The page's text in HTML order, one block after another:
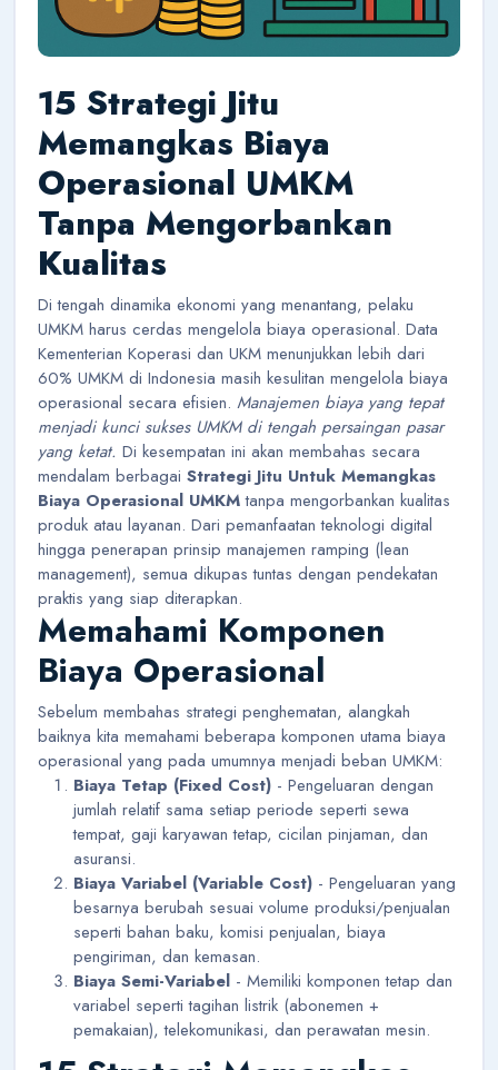
15 Strategi Jitu
Memangkas Biaya
Operasional UMKM
Tanpa Mengorbankan
Kualitas
Di tengah dinamika ekonomi yang menantang, pelaku
UMKM harus cerdas mengelola biaya operasional. Data
Kementerian Koperasi dan UKM menunjukkan lebih dari
60% UMKM di Indonesia masih kesulitan mengelola biaya
operasional secara efisien. Manajemen biaya yang tepat
menjadi kunci sukses UMKM di tengah persaingan pasar
yang ketat. Di kesempatan ini akan membahas secara
mendalam berbagai Strategi Jitu Untuk Memangkas
Biaya Operasional UMKMtanpa mengorbankan kualitas
produk atau layanan. Dari pemanfaatan teknologi digital
hingga penerapan prinsip manajemen ramping (lean
management), semua dikupas tuntas dengan pendekatan
praktis yang siap diterapkan.
Memahami Komponen
Biaya Operasional
Sebelum membahas strategi penghematan, alangkah
baiknya kita memahami beberapa komponen utama biaya
operasional yang pada umumnya menjadi beban UMKM:
Biaya Tetap (Fixed Cost) - Pengeluaran dengan
jumlah relatif sama setiap periode seperti sewa
tempat, gaji karyawan tetap, cicilan pinjaman, dan
asuransi.
Biaya Variabel (Variable Cost) - Pengeluaran yang
besarnya berubah sesuai volume produksi/penjualan
seperti bahan baku, komisi penjualan, biaya
pengiriman, dan kemasan.
Biaya Semi-Variabel - Memiliki komponen tetap dan
variabel seperti tagihan listrik (abonemen +
pemakaian), telekomunikasi, dan perawatan mesin.